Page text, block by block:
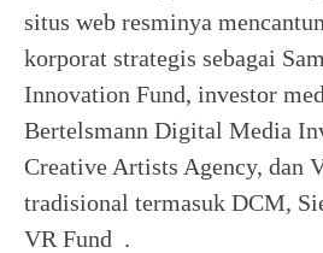
situs web resminya
korporat strategis sebagai
Innovation Fund, investor
Bertelsmann Digital Media
Creative Artists Agency, dan
tradisional termasuk DCM,
VR Fund .